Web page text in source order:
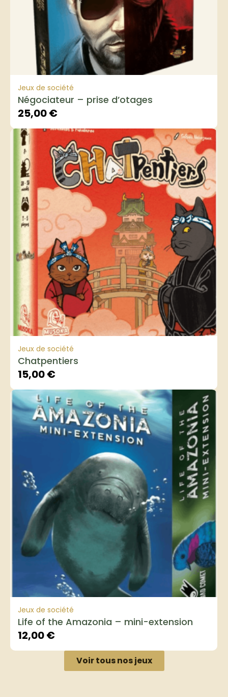
Jeux de société
Négociateur – prise d’otages
25,00€
Jeux de société
Chatpentiers
15,00€
Jeux de société
Life of the Amazonia – mini-extension
12,00€
Voir tous nos jeux